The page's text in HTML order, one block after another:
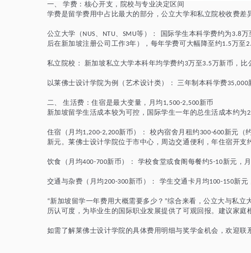
一、
学费：核心开支，院校与专业决定区间
学费是留学费用中占比最大的部分，公立大学和私立院校收费差
公立大学（ NUS、 NTU、 SMU等）： 国际学生本科学费约为 3.8万
后在新加坡注册公司工作3年），每年学费可大幅降至约1.5万至
私立院校： 新加坡私立大学本科年均学费约 3万至 3.5万新币，比
以莱佛士设计学院为例（艺术设计类）： 三年制本科学费35,000
二、 生活费：住宿是最大变量，月均 1,500-2,500新币
新加坡留学生活成本较为可控，国际学生一年的总生活成本约为
住宿（月均1,200-2,200新币）： 校内宿舍月租约 300-600新元（
新元。莱佛士设计学院位于市中心，周边交通便利，年住宿开支
饮食（月均400-700新币）： 学校食堂或食阁每餐约5-10新元，
交通与杂费（月均200-300新币）： 学生交通卡月均100-150新元
“新加坡留学一年费用大概需要多少？ ”综合来看，公立大与私立
历认可度，为毕业生的国际职业发展提供了可观回报。建议家
如需了解莱佛士设计学院的具体费用明细与奖学金机会，欢迎联